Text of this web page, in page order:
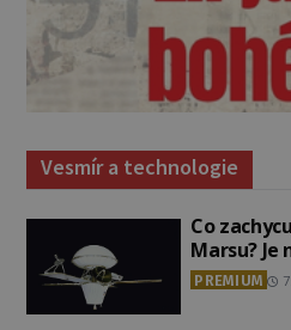
Vesmír a technologie
Co
Marsu? Je
PREMIUM